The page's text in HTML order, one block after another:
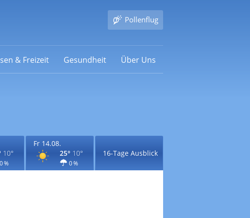
Pollenflug
& Freizeit Gesundheit Über Uns
10°
0 %
Fr 14.08.
25° 10°
0 %
16-Tage Ausblick